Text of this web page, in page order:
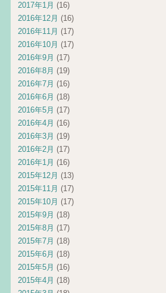
2017年1月 (16)
2016年12月 (16)
2016年11月 (17)
2016年10月 (17)
2016年9月 (17)
2016年8月 (19)
2016年7月 (16)
2016年6月 (18)
2016年5月 (17)
2016年4月 (16)
2016年3月 (19)
2016年2月 (17)
2016年1月 (16)
2015年12月 (13)
2015年11月 (17)
2015年10月 (17)
2015年9月 (18)
2015年8月 (17)
2015年7月 (18)
2015年6月 (18)
2015年5月 (16)
2015年4月 (18)